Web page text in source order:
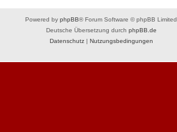
Powered by phpBB® Forum Software © phpBB Limited
Deutsche Übersetzung durch phpBB.de
Datenschutz| Nutzungsbedingungen